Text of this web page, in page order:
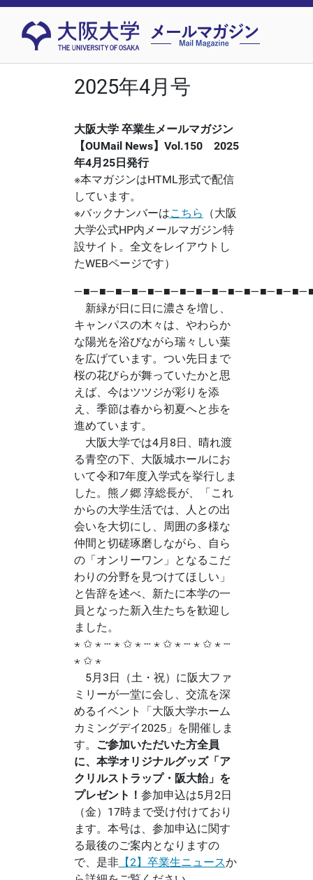
2025年4月号
大阪大学 卒業生メールマガジン
【OUMail News】Vol.150 2025
年4月25日発行
※本マガジンはHTML形式で配信
しています。
※バックナンバーはこちら （大阪
大学公式HP内メールマガジン特
設サイト。全文をレイアウトし
たWEBページです）
新緑が日に日に濃さを増し、
キャンパスの木々は、やわらか
な陽光を浴びながら瑞々しい葉
を広げています。つい先日まで
桜の花びらが舞っていたかと思
えば、今はツツジが彩りを添
え、季節は春から初夏へと歩を
進めています。
大阪大学では4月8日、晴れ渡
る青空の下、大阪城ホールにお
いて令和7年度入学式を挙行しま
した。熊ノ郷 淳総長が、「これ
からの大学生活では、人との出
会いを大切にし、周囲の多様な
仲間と切磋琢磨しながら、自ら
の「オンリーワン」となるこだ
わりの分野を見つけてほしい」
と告辞を述べ、新たに本学の一
員となった新入生たちを歓迎し
ました。
⋆ ✩ ⋆ ┄ ⋆ ✩ ⋆ ┄ ⋆ ✩ ⋆ ┄ ⋆ ✩ ⋆ ┄
⋆ ✩ ⋆
5月3日（土・祝）に阪大ファ
ミリーが一堂に会し、交流を深
めるイベント「大阪大学ホーム
カミングデイ2025」を開催しま
す。
ご参加いただいた方全員
に、本学オリジナルグッズ「ア
クリルストラップ・阪大飴」を
プレゼント！ 参加申込は5月2日
（金）17時まで受け付けており
ます。本号は、参加申込に関す
る最後のご案内となりますの
で、是非【2】卒業生ニュースか